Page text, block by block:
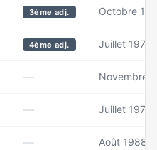
3ème adj. Octobre
4ème adj. Juillet 1979
— Novembre
— Juillet 1970
— Août 1988